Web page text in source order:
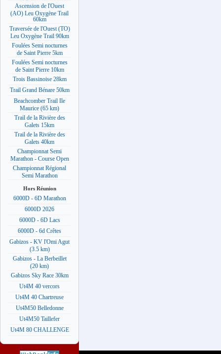
Ascension de l'Ouest
(AO) Leu Oxygène Trail
60km
Traversée de l'Ouest (TO)
Leu Oxygène Trail 90km
Foulées Semi nocturnes
de Saint Pierre 5km
Foulées Semi nocturnes
de Saint Pierre 10km
Trois Bassinoise 28km
Trail Grand Bénare 50km
Beachcomber Trail Ile
Maurice (65 km)
Trail de la Rivière des
Galets 15km
Trail de la Rivière des
Galets 40km
Championnat Semi
Marathon - Course Open
Championnat Régional
Semi Marathon
Hors Réunion
6000D - 6D Marathon
6000D 2026
6000D - 6D Lacs
6000D - 6d Crêtes
Gabizos - KV l'Omi Agut
(3.5 km)
Gabizos - La Berbeillet
(20 km)
Gabizos Sky Race 30km
Ut4M 40 vercors
Ut4M 40 Chartreuse
Ut4M50 Belledonne
Ut4M50 Taillefer
Ut4M 80 CHALLENGE